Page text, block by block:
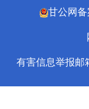
甘公网备
有害信息举报邮